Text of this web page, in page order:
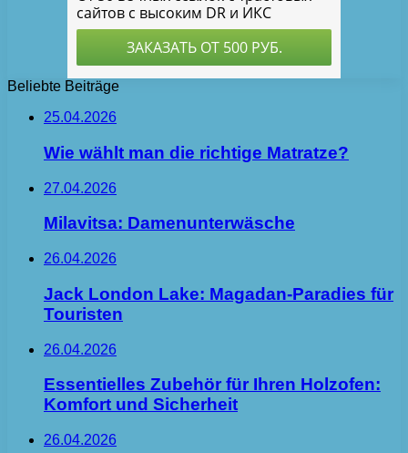
Beliebte Beiträge
25.04.2026
Wie wählt man die richtige Matratze?
27.04.2026
Milavitsa: Damenunterwäsche
26.04.2026
Jack London Lake: Magadan-Paradies für
Touristen
26.04.2026
Essentielles Zubehör für Ihren Holzofen:
Komfort und Sicherheit
26.04.2026